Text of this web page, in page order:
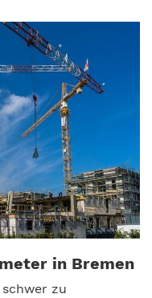
in Bremen
zu